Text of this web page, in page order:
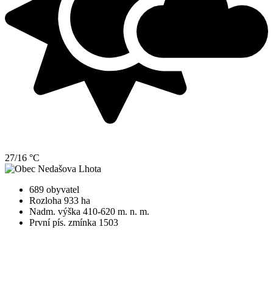
27/16 °C
689 obyvatel
Rozloha 933 ha
Nadm. výška 410-620 m. n. m.
První pís. zmínka 1503